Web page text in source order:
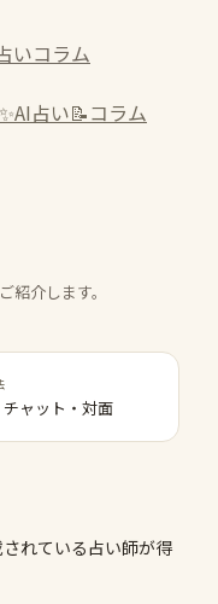
いコラム
✨AI占い📝コラム
紹介します。
ャット・対面
れている占い師が得